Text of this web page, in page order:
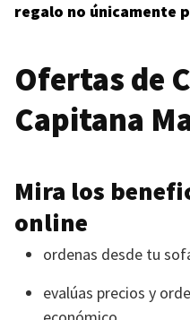
regalo no únicamente
Ofertas de
Capitana
Mira los
online
ordenas desde tu
evalúas precios y